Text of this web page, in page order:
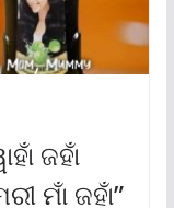
ଜହାଁ
ମାଁ ଜହାଁ”